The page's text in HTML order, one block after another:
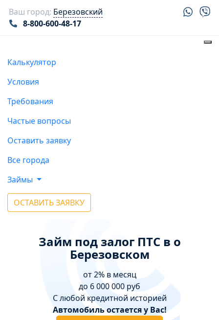
Ваш город: Березовский
8-800-600-48-17
Калькулятор
Условия
Требования
Частые вопросы
Оставить заявку
Все города
Займы
ОСТАВИТЬ ЗАЯВКУ
Займ под залог ПТС в о
Березовском
от 2% в месяц
до 6 000 000 руб
С любой кредитной историей
Автомобиль остается у Вас!